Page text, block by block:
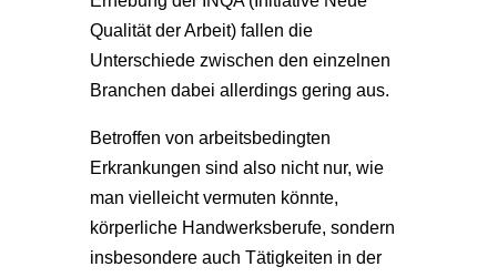
Qualität der Arbeit) fallen die
Unterschiede zwischen den einzelnen
Branchen dabei allerdings gering aus.
Betroffen von arbeitsbedingten
Erkrankungen sind also nicht nur, wie
man vielleicht vermuten könnte,
körperliche Handwerksberufe, sondern
insbesondere auch Tätigkeiten in der